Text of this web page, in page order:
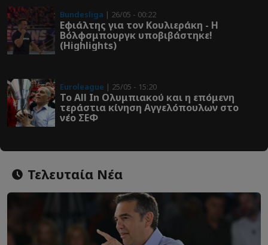
Bundesliga | 26/05 - 00:22
Εφιάλτης για τον Κουλιεράκη - Η
Βόλφσμπουργκ υποβιβάστηκε!
(Highlights)
Euroleague | 25/05 - 15:20
Το All In Ολυμπιακού και η επόμενη
τεράστια κίνηση Αγγελόπουλων στο
νέο ΣΕΦ
Τελευταία Νέα